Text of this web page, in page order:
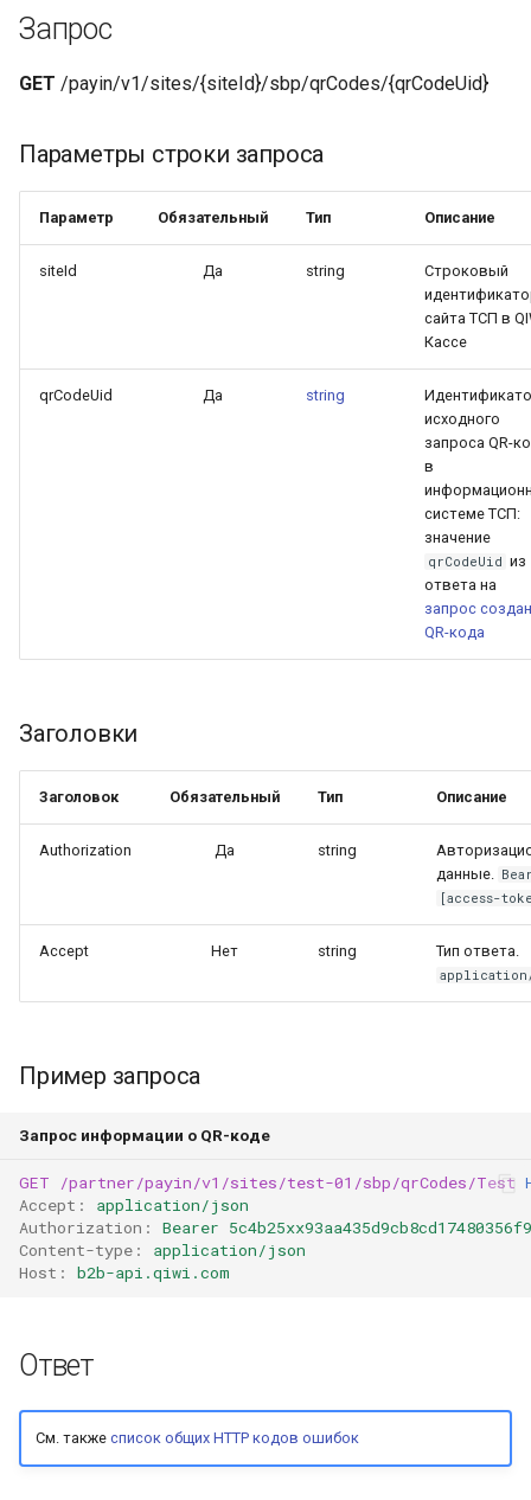
и
о
и
Запрос
GET /payin/v1/sites/{siteId}/sbp/qrCodes/{qrCodeUid}
Параметры строки запроса
Параметр Обязательный Тип Описание
siteId Да string
Строковый
сайта ТСП в
Кассе
qrCodeUid Да string
исходного
запроса QR-
в
системе ТСП:
значение
qrCodeUid из
ответа на
запрос
QR-кода
Заголовки
Заголовок Обязательный Тип Описание
Authorization Да string
данные.
[access-
Accept Нет string Тип ответа.
Пример запроса
Запрос информации о QR-коде
GET /partner/payin/v1/sites/test-01/sbp/qrCodes/Test
Accept :
application/json
Authorization :
Bearer 5c4b25xx93aa435d9cb8cd17480356f9
Content-type :
application/json
Host : b2b-api.qiwi.com
Ответ
См. также список общих HTTP кодов ошибок